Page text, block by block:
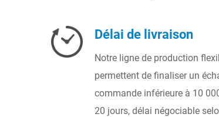
Délai de livraison
Notre ligne de production
permettent de finaliser un
commande inférieure à 10
20 jours, délai négociable